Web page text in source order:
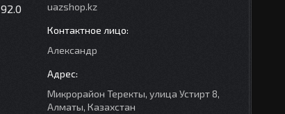
uazshop.kz
Александр
Микрорайон Теректы, улица Устирт 8,
Алматы, Казахстан